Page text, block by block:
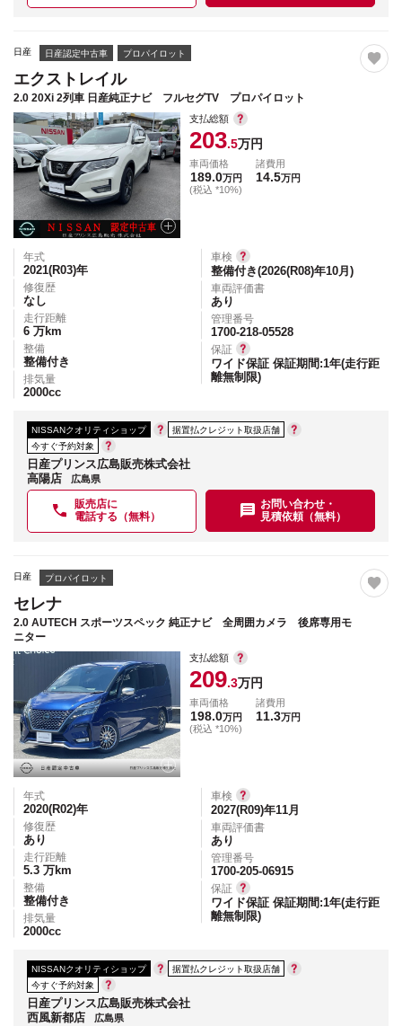
日産 日産認定中古車 プロパイロット
エクストレイル
2.0 20Xi 2列車 日産純正ナビ フルセグTV プロパイロット
支払総額
203.5万円
車両価格
189.0万円
(税込 *10%)
諸費用
14.5万円
年式
2021(R03)年
修復歴
なし
走行距離
6 万km
整備
整備付き
排気量
2000cc
車検
整備付き(2026(R08)年10月)
車両評価書
あり
管理番号
1700-218-05528
保証
ワイド保証 保証期間:1年(走行距
離無制限)
NISSANクオリティショップ
据置払クレジット取扱店舗
今すぐ予約対象
日産プリンス広島販売株式会社
高陽店
広島県
販売店に
電話する（無料）
お問い合わせ・
見積依頼（無料）
日産 プロパイロット
セレナ
2.0 AUTECH スポーツスペック 純正ナビ 全周囲カメラ 後席専用モ
ニター
支払総額
209.3万円
車両価格
198.0万円
(税込 *10%)
諸費用
11.3万円
年式
2020(R02)年
修復歴
あり
走行距離
5.3 万km
整備
整備付き
排気量
2000cc
車検
2027(R09)年11月
車両評価書
あり
管理番号
1700-205-06915
保証
ワイド保証 保証期間:1年(走行距
離無制限)
NISSANクオリティショップ
据置払クレジット取扱店舗
今すぐ予約対象
日産プリンス広島販売株式会社
西風新都店
広島県